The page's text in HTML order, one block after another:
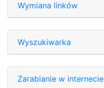
Wymiana linków
Wyszukiwarka
Zarabianie w internecie